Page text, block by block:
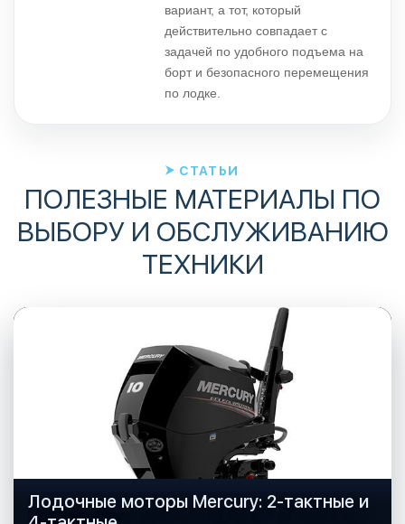
вариант, а тот, который
действительно совпадает с
задачей по удобного подъема на
борт и безопасного перемещения
по лодке.
СТАТЬИ
ПОЛЕЗНЫЕ МАТЕРИАЛЫ ПО
ВЫБОРУ И ОБСЛУЖИВАНИЮ
ТЕХНИКИ
Лодочные моторы Mercury: 2-тактные и